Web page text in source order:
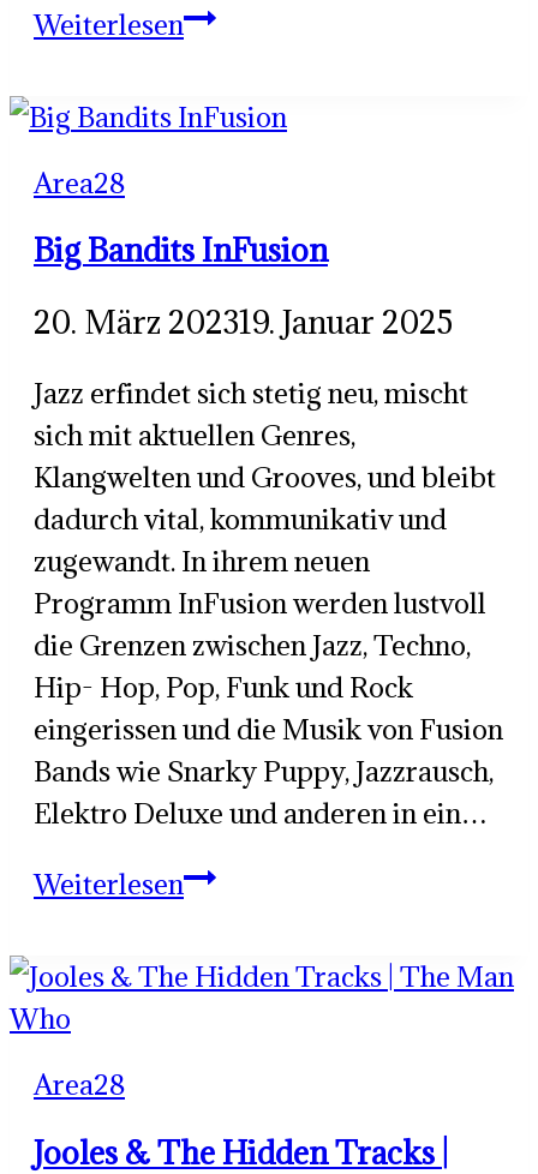
WeiterlesenClaim
Area28
Big Bandits InFusion
20. März 202319. Januar 2025
Jazz erfindet sich stetig neu, mischt
sich mit aktuellen Genres,
Klangwelten und Grooves, und bleibt
dadurch vital, kommunikativ und
zugewandt. In ihrem neuen
Programm InFusion werden lustvoll
die Grenzen zwischen Jazz, Techno,
Hip- Hop, Pop, Funk und Rock
eingerissen und die Musik von Fusion
Bands wie Snarky Puppy, Jazzrausch,
Elektro Deluxe und anderen in ein…
WeiterlesenBig
InFusion
Area28
Jooles & The Hidden Tracks |